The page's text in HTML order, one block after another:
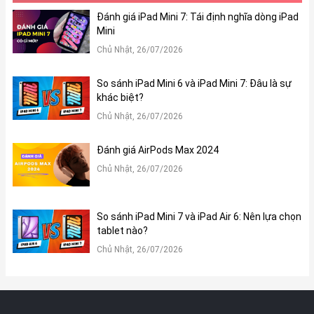
Hệ điều hành
iPhone 12 sẽ chạy trên hệ điều hành iOS 14 với phiên bản có
nhiều tính năng mới này sẽ giúp người dùng có điểm nhấn hơn.
Camera sau
Đánh giá iPad Mini 7: Tái định nghĩa dòng iPad
Mini
Chủ Nhật, 26/07/2026
So sánh iPad Mini 6 và iPad Mini 7: Đâu là sự
khác biệt?
Chủ Nhật, 26/07/2026
Đánh giá AirPods Max 2024
Chủ Nhật, 26/07/2026
So sánh iPad Mini 7 và iPad Air 6: Nên lựa chọn
tablet nào?
Chủ Nhật, 26/07/2026